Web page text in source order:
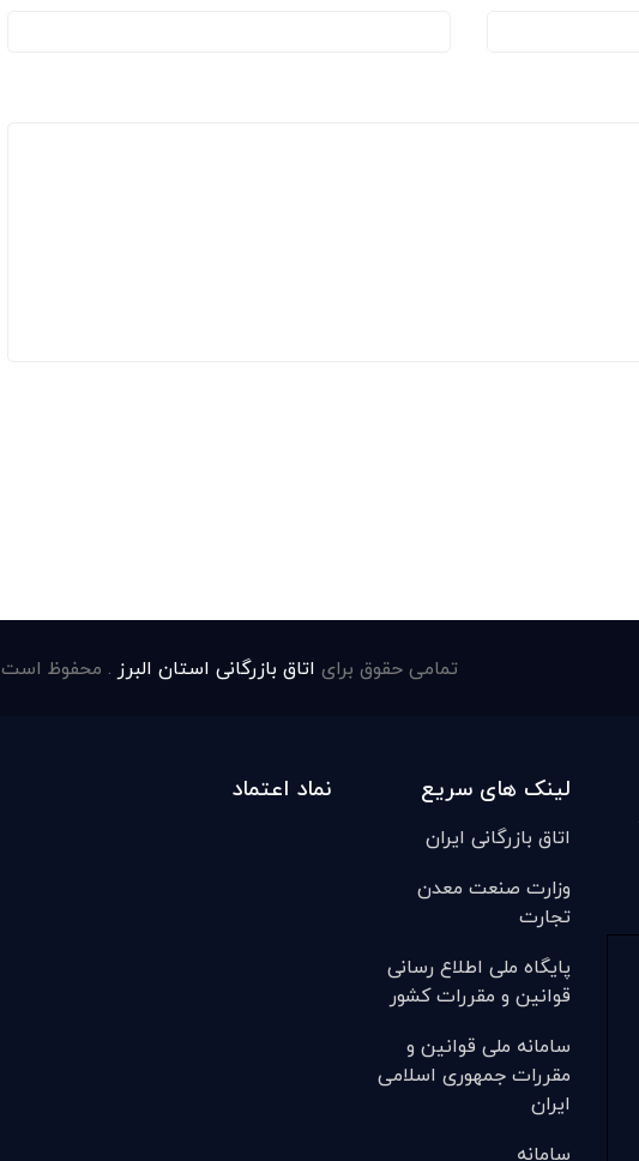
تمامی حقوق برای اتاق بازرگانی استان البرز . محفوظ است
لینک های سریع
اتاق بازرگانی ایران
وزارت صنعت معدن
تجارت
پایگاه ملی اطلاع رسانی
قوانین و مقررات کشور
سامانه ملی قوانين و
مقررات جمهوری اسلامی
ایران
سامانه
نماد اعتماد